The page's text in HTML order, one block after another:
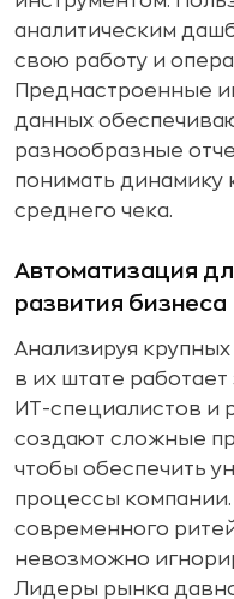
аналитическим
свою работу и
Преднастроенные
данных
разнообразные
понимать динамику
среднего чека.
Автоматизация
развития бизнеса
Анализируя
в их штате
ИТ-специалистов и
создают сложные
чтобы обеспечить
процессы компании.
современного
невозможно
Лидеры рынка